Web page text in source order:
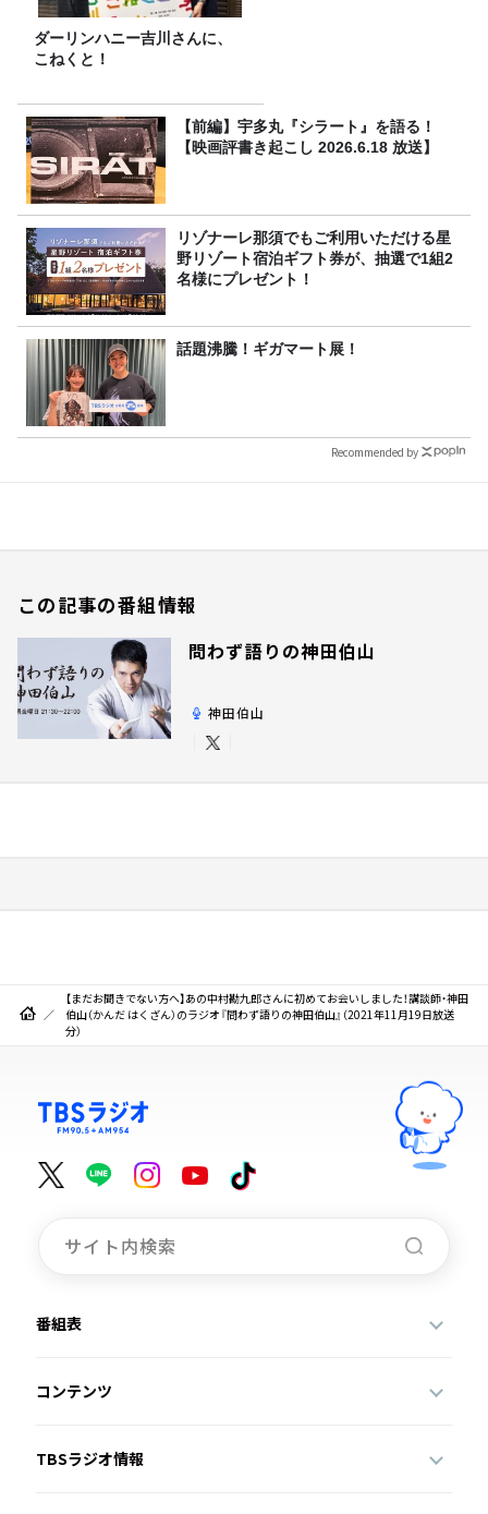
ダーリンハニー吉川さんに、
こねくと！
【前編】宇多丸『シラート』を語る！
【映画評書き起こし 2026.6.18 放送】
リゾナーレ那須でもご利用いただける星
野リゾート宿泊ギフト券が、抽選で1組2
名様にプレゼント！
話題沸騰！ギガマート展！
Recommended by
この記事の番組情報
問わず語りの神田伯山
神田伯山
【まだお聞きでない方へ】あの中村勘九郎さんに初めてお会いしました！講談師・神田
伯山（かんだ はくざん）のラジオ『問わず語りの神田伯山』（2021年11月19日放送
分）
番組表
コンテンツ
TBSラジオ情報